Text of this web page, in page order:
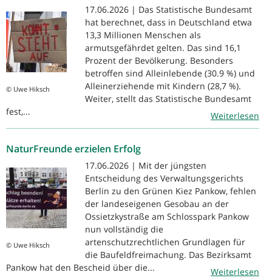
© Uwe Hiksch
17.06.2026 | Das Statistische Bundesamt
hat berechnet, dass in Deutschland etwa
13,3 Millionen Menschen als
armutsgefährdet gelten. Das sind 16,1
Prozent der Bevölkerung. Besonders
betroffen sind Alleinlebende (30.9 %) und
Alleinerziehende mit Kindern (28,7 %).
Weiter, stellt das Statistische Bundesamt
fest,...
Weiterlesen
NaturFreunde erzielen Erfolg
© Uwe Hiksch
17.06.2026 | Mit der jüngsten
Entscheidung des Verwaltungsgerichts
Berlin zu den Grünen Kiez Pankow, fehlen
der landeseigenen Gesobau an der
Ossietzkystraße am Schlosspark Pankow
nun vollständig die
artenschutzrechtlichen Grundlagen für
die Baufeldfreimachung. Das Bezirksamt
Pankow hat den Bescheid über die...
Weiterlesen